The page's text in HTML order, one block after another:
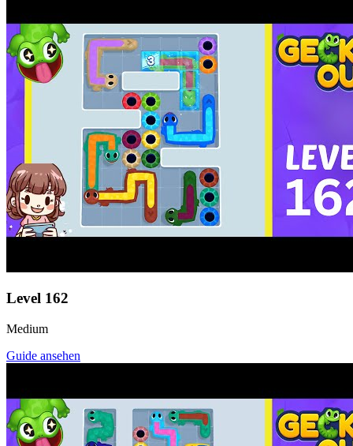
Level 162
Medium
Guide ansehen